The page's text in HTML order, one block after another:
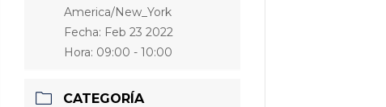
America/New_York
Fecha: Feb 23 2022
Hora: 09:00 - 10:00
CATEGORÍA